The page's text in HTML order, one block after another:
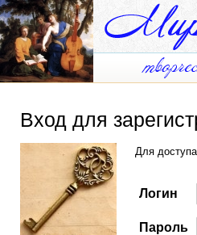
Вход для
Для
Логин
Пароль